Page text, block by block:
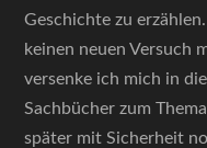
Geschichte zu
keinen neuen Versuch
versenke ich mich in
Sachbücher zum
später mit Sicherheit